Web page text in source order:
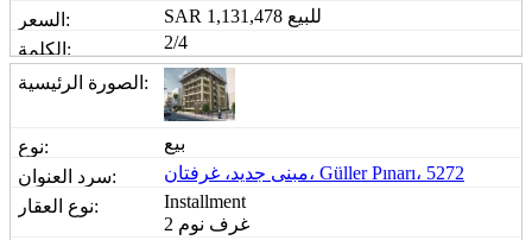
SAR 1,131,478 للبيع
2/4
بيع
مبنى جديد، غرفتان، Güller Pınarı، 5272
Installment
2 غرف نوم